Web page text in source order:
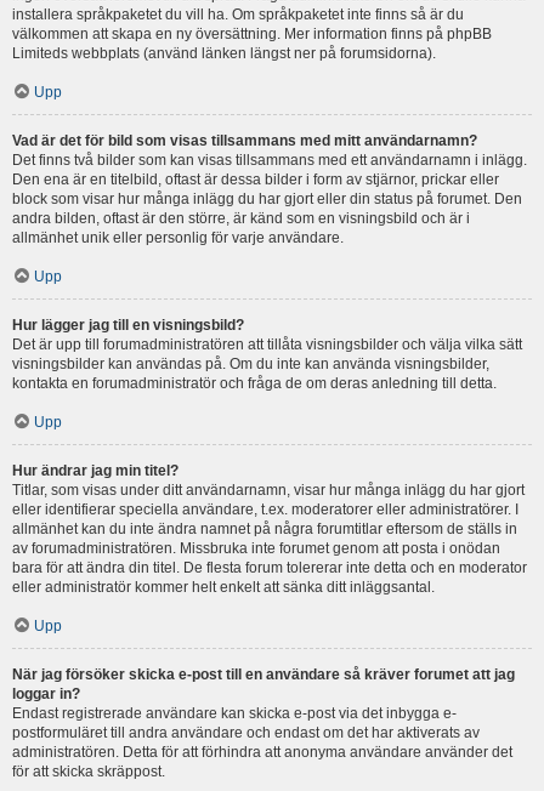
installera språkpaketet du vill ha. Om språkpaketet inte finns så är du
välkommen att skapa en ny översättning. Mer information finns på phpBB
Limiteds webbplats (använd länken längst ner på forumsidorna).
Upp
Vad är det för bild som visas tillsammans med mitt användarnamn?
Det finns två bilder som kan visas tillsammans med ett användarnamn i inlägg.
Den ena är en titelbild, oftast är dessa bilder i form av stjärnor, prickar eller
block som visar hur många inlägg du har gjort eller din status på forumet. Den
andra bilden, oftast är den större, är känd som en visningsbild och är i
allmänhet unik eller personlig för varje användare.
Upp
Hur lägger jag till en visningsbild?
Det är upp till forumadministratören att tillåta visningsbilder och välja vilka sätt
visningsbilder kan användas på. Om du inte kan använda visningsbilder,
kontakta en forumadministratör och fråga de om deras anledning till detta.
Upp
Hur ändrar jag min titel?
Titlar, som visas under ditt användarnamn, visar hur många inlägg du har gjort
eller identifierar speciella användare, t.ex. moderatorer eller administratörer. I
allmänhet kan du inte ändra namnet på några forumtitlar eftersom de ställs in
av forumadministratören. Missbruka inte forumet genom att posta i onödan
bara för att ändra din titel. De flesta forum tolererar inte detta och en moderator
eller administratör kommer helt enkelt att sänka ditt inläggsantal.
Upp
När jag försöker skicka e-post till en användare så kräver forumet att jag
loggar in?
Endast registrerade användare kan skicka e-post via det inbygga e-
postformuläret till andra användare och endast om det har aktiverats av
administratören. Detta för att förhindra att anonyma användare använder det
för att skicka skräppost.